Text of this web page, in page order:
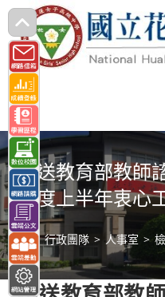
跳
轉
至
主
要
內
容 檢送教育部教師
年度上半年衷心
> 行政團隊 > 人事室 >